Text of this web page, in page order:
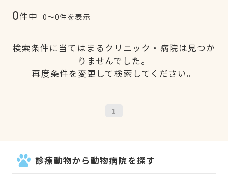
0件中 0〜0件を表示
検索条件に当てはまるクリニック・病院は見つか
りませんでした。
再度条件を変更して検索してください。
1
診療動物から動物病院を探す